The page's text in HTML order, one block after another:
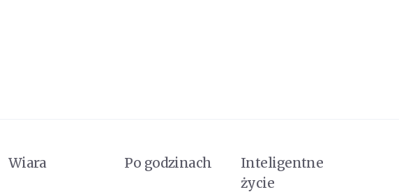
Wiara Po godzinach
Inteligentne
życie